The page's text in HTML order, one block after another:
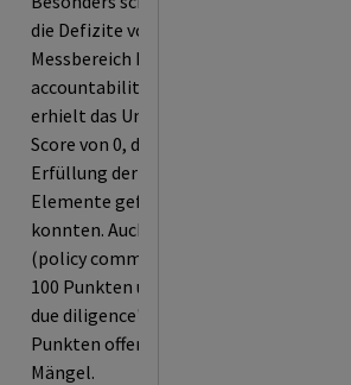
die Defizite von Nokia in
Messbereich B (board-level
accountability) ausgeprägt. Hier
erhielt das Unternehmen einen
Score von 0, da keine Belege für die
Erfüllung der geforderten
Elemente gefunden werden
konnten. Auch in den Bereichen A
(policy commitments) mit 37,5 von
100 Punkten und D ("human rights
due diligence") mit 41,7 von 100
Punkten offenbarten sich massive
Mängel.